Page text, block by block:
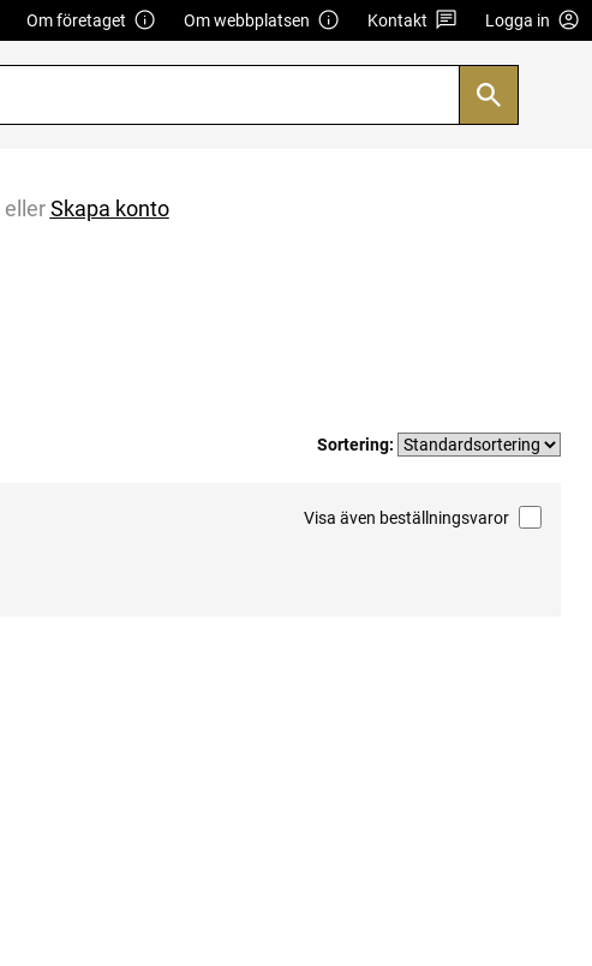
Om företaget Om webbplatsen Kontakt Logga in
ellerSkapa konto
Sortering:
Visa även beställningsvaror